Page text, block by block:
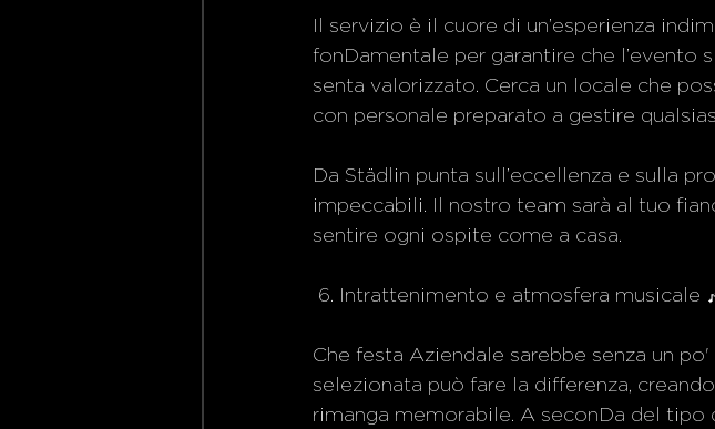
Il servizio è il cuore di un’esperienza
fonDamentale per garantire che l’evento
senta valorizzato. Cerca un locale che
con personale preparato a gestire
Da Städlin punta sull’eccellenza e sulla
impeccabili. Il nostro team sarà al tuo
sentire ogni ospite come a casa.
6. Intrattenimento e atmosfera musicale
Che festa Aziendale sarebbe senza un
selezionata può fare la differenza,
rimanga memorabile. A seconDa del